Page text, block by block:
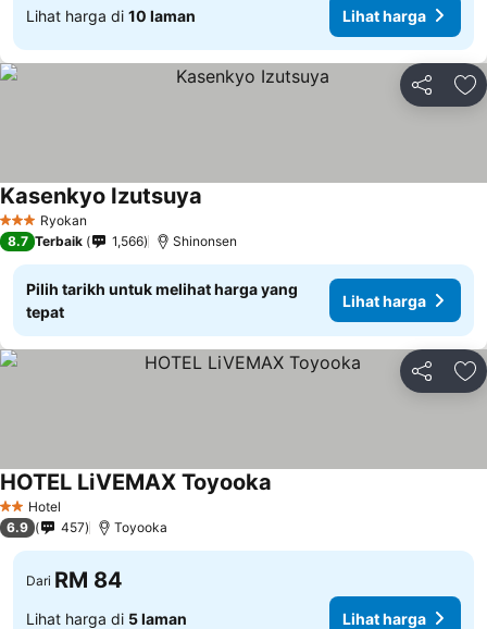
Lihat harga di 10 laman Lihat harga
Kongsi
3 BintangRyokan
Kasenkyo Izutsuya
8.7 Terbaik 1,566 Shinonsen
Pilih tarikh untuk melihat harga yang
tepat
Lihat harga
Kongsi
2 Bintang
Hotel
HOTEL LiVEMAX Toyooka
6.9 457 Toyooka
Dari RM 84
Lihat harga di 5 laman Lihat harga